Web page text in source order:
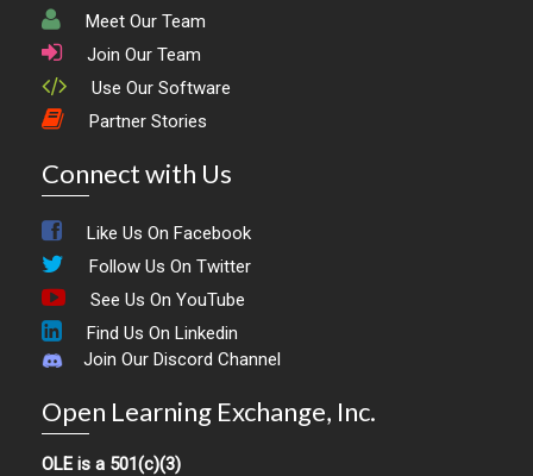
Meet Our Team
Join Our Team
Use Our Software
Partner Stories
Connect with Us
Like Us On Facebook
Follow Us On Twitter
See Us On YouTube
Find Us On Linkedin
Join Our Discord Channel
Open Learning Exchange, Inc.
OLE is a 501(c)(3)